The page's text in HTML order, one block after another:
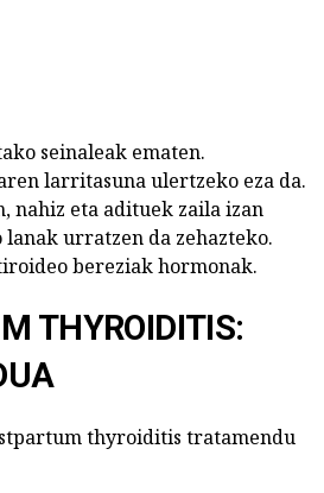
seinaleak ematen.
larritasuna ulertzeko eza da.
nahiz eta adituek zaila izan
urratzen da zehazteko.
bereziak hormonak.
THYROIDITIS:
thyroiditis tratamendu